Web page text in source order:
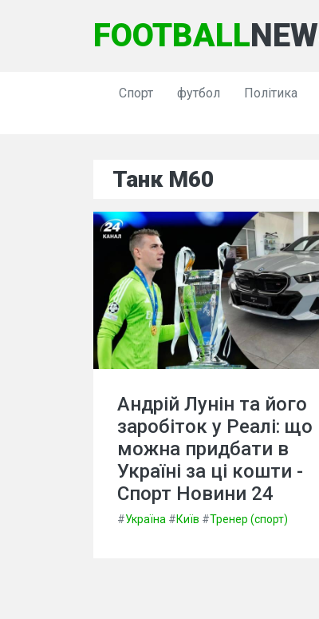
FOOTBALL
Спорт футбол Політика
Танк М60
Андрій Лунін та його
заробіток у Реалі: що
можна придбати в
Україні за ці кошти -
Спорт Новини 24
#Україна #Київ #Тренер (спорт)